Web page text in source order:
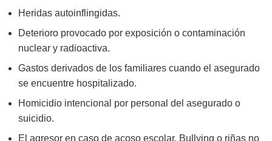
Heridas autoinflingidas.
Deterioro provocado por exposición o contaminación
nuclear y radioactiva.
Gastos derivados de los familiares cuando el asegurado
se encuentre hospitalizado.
Homicidio intencional por personal del asegurado o
suicidio.
El agresor en caso de acoso escolar, Bullying o riñas no